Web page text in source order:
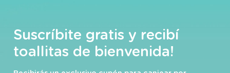
Suscríbite gratis y recibí
toallitas de bienvenida!